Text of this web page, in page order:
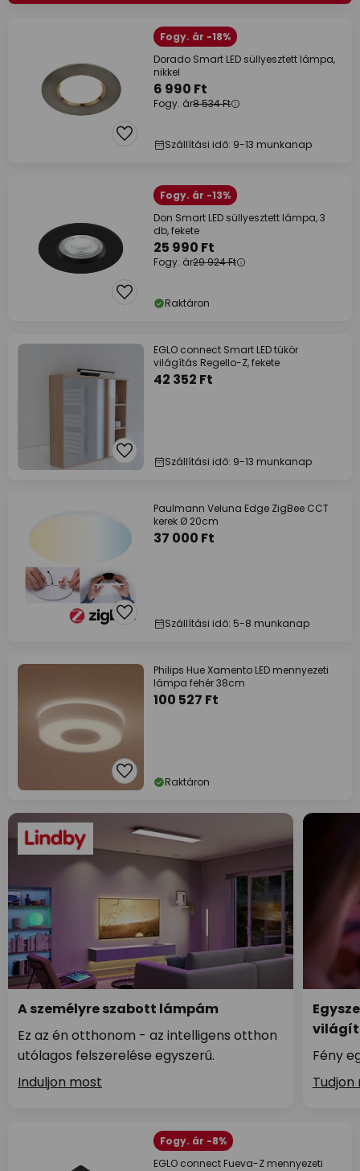
Fogy. ár -18%
Dorado Smart LED süllyesztett lámpa,
nikkel
6 990 Ft
Fogy. ár8 534 Ft
Szállítási idő: 9-13 munkanap
Fogy. ár -13%
Don Smart LED süllyesztett lámpa, 3
db, fekete
25 990 Ft
Fogy. ár29 924 Ft
Raktáron
EGLO connect Smart LED tükör
világítás Regello-Z, fekete
42 352 Ft
Szállítási idő: 9-13 munkanap
Paulmann Veluna Edge ZigBee CCT
kerek Ø 20cm
37 000 Ft
Szállítási idő: 5-8 munkanap
Philips Hue Xamento LED mennyezeti
lámpa fehér 38cm
100 527 Ft
Raktáron
A személyre szabott lámpám
Ez az én otthonom - az intelligens otthon
utólagos felszerelése egyszerű.
Induljon most
Fény
Fogy. ár -8%
EGLO connect Fueva-Z mennyezeti